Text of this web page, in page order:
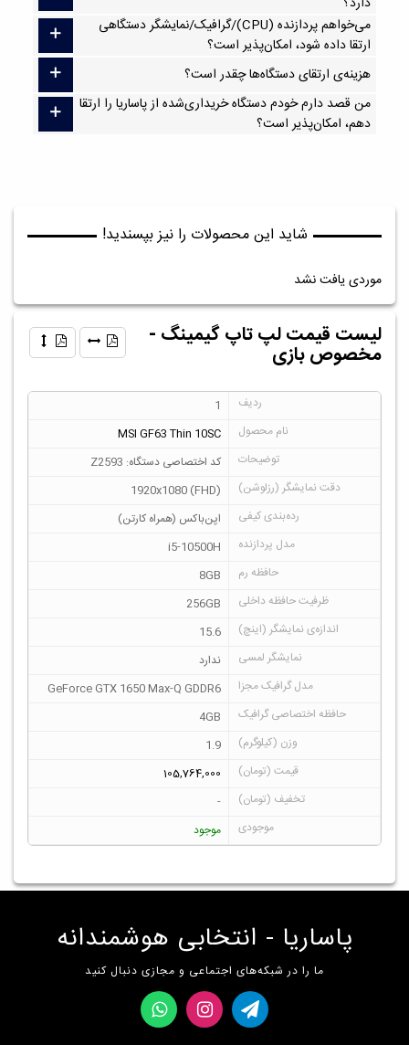
می‌خواهم پردازنده (CPU)/گرافیک/نمایشگر دستگاهی
ارتقا داده شود، امکان‌پذیر است؟
هزینه‌ی ارتقای دستگاه‌ها چقدر است؟
من قصد دارم خودم دستگاه خریداری‌شده از پاساریا را ارتقا
دهم، امکان‌پذیر است؟
شاید این محصولات را نیز بپسندید!
موردی یافت نشد
لیست قیمت لپ تاپ گیمینگ -
مخصوص بازی
1
MSI GF63 Thin 10SC
کد اختصاصی دستگاه: Z2593
1920x1080 (FHD)
اپن‌باکس (همراه کارتن)
i5-10500H
8GB
256GB
15.6
ندارد
GeForce GTX 1650 Max-Q GDDR6
4GB
1.9
105,764,000
-
موجود
پاساریا - انتخابی هوشمندانه
ما را در شبکه‌های اجتماعی و مجازی دنبال کنید